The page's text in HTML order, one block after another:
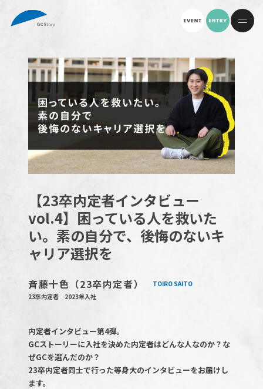
【23卒内定者インタビュー
vol.4】困っている人を救いた
い。素の自分で、後悔のないキ
ャリア選択を
斉藤十色（23卒内定者）
TOIRO SAITO
23卒内定者 2023年入社
内定者インタビュー第4弾。
GCストーリーに入社を決めた内定者はどんな人なのか？な
ぜGCを選んだのか？
23卒内定者同士で行った等身大のインタビューをお届けし
ます。